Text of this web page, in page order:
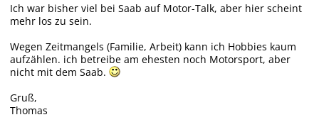
Ich war bisher viel bei Saab auf Motor-Talk, aber hier scheint
mehr los zu sein.
Wegen Zeitmangels (Familie, Arbeit) kann ich Hobbies kaum
aufzählen. ich betreibe am ehesten noch Motorsport, aber
nicht mit dem Saab.
Gruß,
Thomas